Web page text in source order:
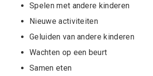
Spelen met andere kinderen
Nieuwe activiteiten
Geluiden van andere kinderen
Wachten op een beurt
Samen eten